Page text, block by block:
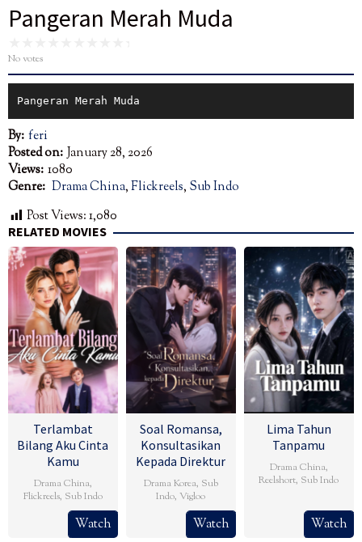
Pangeran Merah Muda
No votes
Pangeran Merah Muda
By: feri
Posted on: January 28, 2026
Views: 1080
Genre: Drama China,Flickreels, Sub Indo
Post Views:1,080
RELATED MOVIES
Terlambat
Bilang Aku Cinta
Kamu
Drama China,
Flickreels, Sub Indo
Watch
Soal Romansa,
Konsultasikan
Kepada Direktur
Drama Korea, Sub
Indo,Vigloo
Watch
Lima Tahun
Tanpamu
Drama China,
Reelshort, Sub Indo
Watch